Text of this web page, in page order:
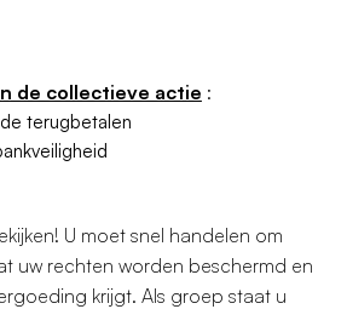
de collectieve actie :
terugbetalen
U moet snel handelen om
uw rechten worden beschermd en
krijgt. Als groep staat u